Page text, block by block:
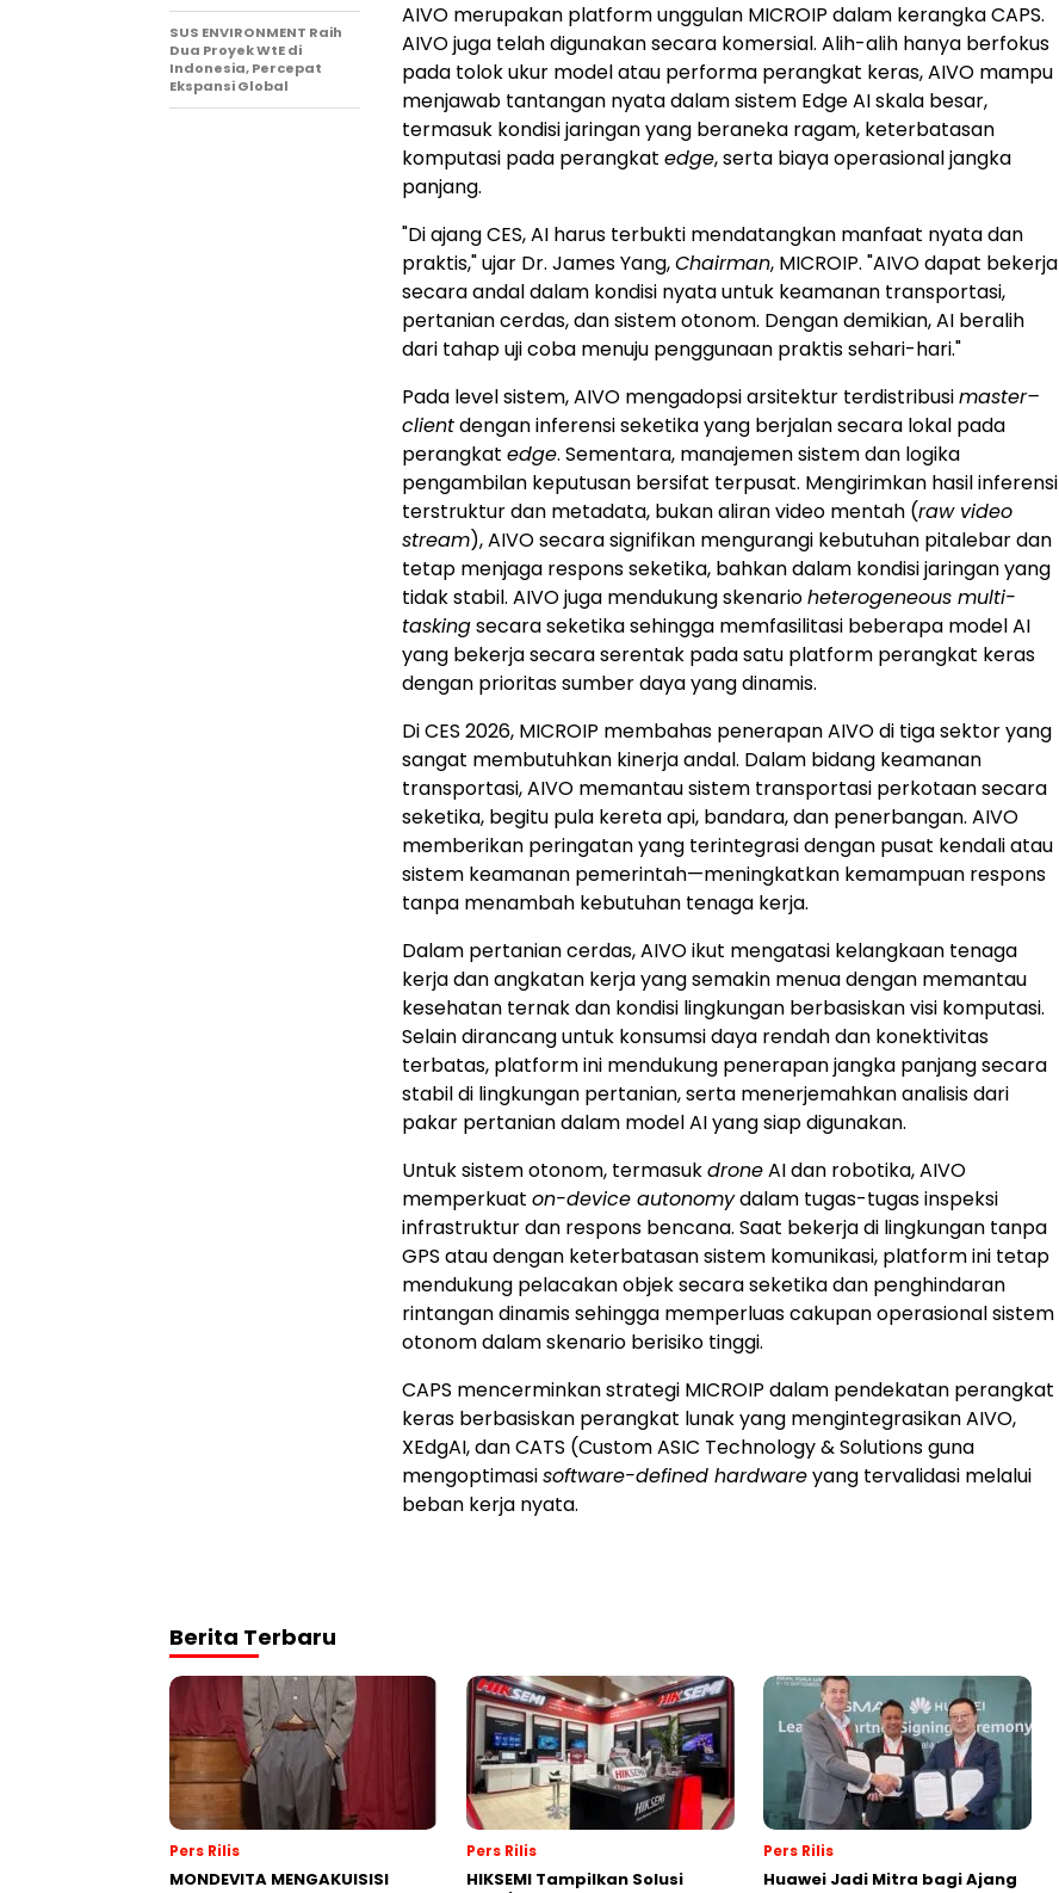
AIVO merupakan platform unggulan MICROIP dalam kerangka CAPS.
AIVO juga telah digunakan secara komersial. Alih-alih hanya berfokus
pada tolok ukur model atau performa perangkat keras, AIVO mampu
menjawab tantangan nyata dalam sistem Edge AI skala besar,
termasuk kondisi jaringan yang beraneka ragam, keterbatasan
komputasi pada perangkat edge, serta biaya operasional jangka
panjang.
"Di ajang CES, AI harus terbukti mendatangkan manfaat nyata dan
praktis," ujar Dr. James Yang,Chairman, MICROIP. "AIVO dapat bekerja
secara andal dalam kondisi nyata untuk keamanan transportasi,
pertanian cerdas, dan sistem otonom. Dengan demikian, AI beralih
dari tahap uji coba menuju penggunaan praktis sehari-hari."
Pada level sistem, AIVO mengadopsi arsitektur terdistribusimaster–
clientdengan inferensi seketika yang berjalan secara lokal pada
perangkat edge. Sementara, manajemen sistem dan logika
pengambilan keputusan bersifat terpusat. Mengirimkan hasil inferensi
terstruktur dan metadata, bukan aliran video mentah (raw video
stream), AIVO secara signifikan mengurangi kebutuhan pitalebar dan
tetap menjaga respons seketika, bahkan dalam kondisi jaringan yang
tidak stabil. AIVO juga mendukung skenarioheterogeneous multi-
taskingsecara seketika sehingga memfasilitasi beberapa model AI
yang bekerja secara serentak pada satu platform perangkat keras
dengan prioritas sumber daya yang dinamis.
Di CES 2026, MICROIP membahas penerapan AIVO di tiga sektor yang
sangat membutuhkan kinerja andal. Dalam bidang keamanan
transportasi, AIVO memantau sistem transportasi perkotaan secara
seketika, begitu pula kereta api, bandara, dan penerbangan. AIVO
memberikan peringatan yang terintegrasi dengan pusat kendali atau
sistem keamanan pemerintah—meningkatkan kemampuan respons
tanpa menambah kebutuhan tenaga kerja.
Dalam pertanian cerdas, AIVO ikut mengatasi kelangkaan tenaga
kerja dan angkatan kerja yang semakin menua dengan memantau
kesehatan ternak dan kondisi lingkungan berbasiskan visi komputasi.
Selain dirancang untuk konsumsi daya rendah dan konektivitas
terbatas, platform ini mendukung penerapan jangka panjang secara
stabil di lingkungan pertanian, serta menerjemahkan analisis dari
pakar pertanian dalam model AI yang siap digunakan.
Untuk sistem otonom, termasukdroneAI dan robotika, AIVO
memperkuat on-device autonomydalam tugas-tugas inspeksi
infrastruktur dan respons bencana. Saat bekerja di lingkungan tanpa
GPS atau dengan keterbatasan sistem komunikasi, platform ini tetap
mendukung pelacakan objek secara seketika dan penghindaran
rintangan dinamis sehingga memperluas cakupan operasional sistem
otonom dalam skenario berisiko tinggi.
CAPS mencerminkan strategi MICROIP dalam pendekatan perangkat
keras berbasiskan perangkat lunak yang mengintegrasikan AIVO,
XEdgAI, dan CATS (Custom ASIC Technology & Solutions guna
mengoptimasisoftware-defined hardwareyang tervalidasi melalui
beban kerja nyata.
SUS ENVIRONMENT Raih
Dua Proyek WtE di
Indonesia, Percepat
Ekspansi Global
Berita Terbaru
Pers Rilis
MONDEVITA MENGAKUISISI
Pers Rilis
HIKSEMI Tampilkan Solusi
Pers Rilis
Huawei Jadi Mitra bagi Ajang